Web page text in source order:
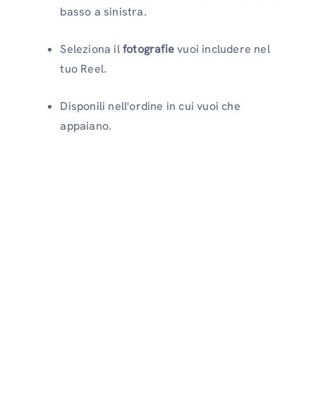
basso a sinistra.
Seleziona ilfotografievuoi includere nel
tuo Reel.
Disponili nell'ordine in cui vuoi che
appaiano.